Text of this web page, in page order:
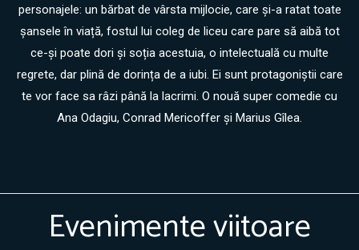
personajele: un bărbat de vârsta mijlocie, care și-a ratat toate
șansele în viață, fostul lui coleg de liceu care pare să aibă tot
ce-și poate dori și soția acestuia, o intelectuală cu multe
regrete, dar plină de dorința de a iubi. Ei sunt protagoniștii care
te vor face sa râzi până la lacrimi. O nouă super comedie cu
Ana Odagiu, Conrad Mericoffer și Marius Gîlea.
Evenimente viitoare